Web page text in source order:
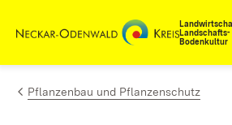
Zum Inhalt springen
Landschafts-
Bodenkultur
Pflanzenbau und Pflanzenschutz